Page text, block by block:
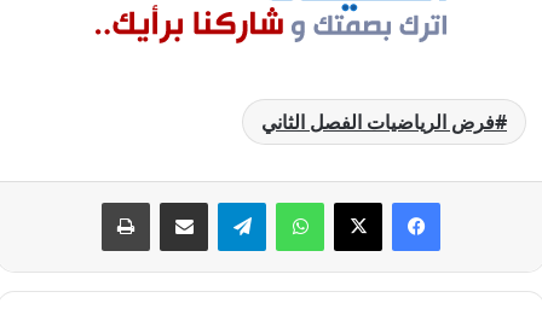
فرض الرياضيات الفصل الثاني
فيسبوك
‫X واتسابتيلقراممشاركة عبر البريد طباعة